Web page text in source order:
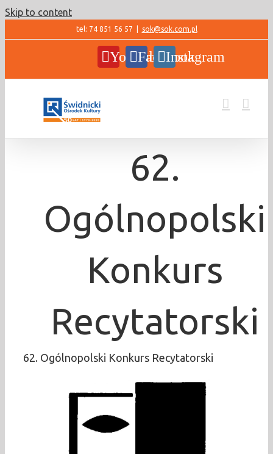
Skip to content
tel: 74 851 56 57 sok@sok.com.pl
YouTubeFacebookInstagram
62.
Ogólnopolski
Konkurs
Recytatorski
62. Ogólnopolski Konkurs Recytatorski